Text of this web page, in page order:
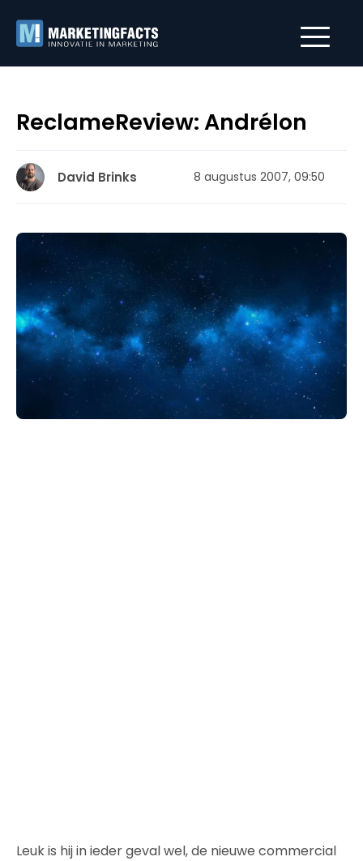
ReclameReview: Andrélon
David Brinks 8 augustus 2007, 09:50
Leuk is hij in ieder geval wel, de nieuwe commercial